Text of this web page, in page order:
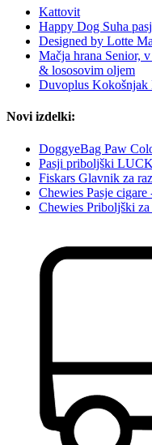
Kattovit
Happy Dog Suha
Designed by Lotte
Mačja hrana Senior,
& lososovim oljem
Duvoplus Kokošnjak
Novi izdelki:
DoggyeBag Paw
Pasji priboljški
Fiskars Glavnik za
Chewies Pasje
Chewies Priboljški za